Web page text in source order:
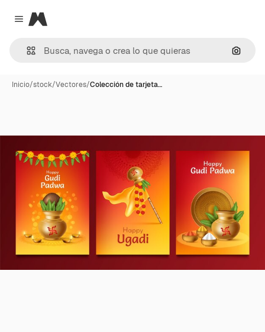
Close menu
Magnific
Inicio/stock/Vectores/Colección de tarjeta…